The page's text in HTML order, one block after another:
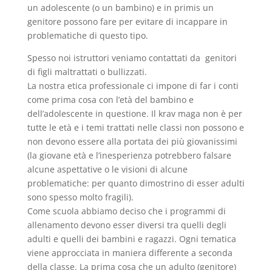
un adolescente (o un bambino) e in primis un
genitore possono fare per evitare di incappare in
problematiche di questo tipo.
Spesso noi istruttori veniamo contattati da genitori
di figli maltrattati o bullizzati.
La nostra etica professionale ci impone di far i conti
come prima cosa con l’età del bambino e
dell’adolescente in questione. Il krav maga non è per
tutte le età e i temi trattati nelle classi non possono e
non devono essere alla portata dei più giovanissimi
(la giovane età e l’inesperienza potrebbero falsare
alcune aspettative o le visioni di alcune
problematiche: per quanto dimostrino di esser adulti
sono spesso molto fragili).
Come scuola abbiamo deciso che i programmi di
allenamento devono esser diversi tra quelli degli
adulti e quelli dei bambini e ragazzi. Ogni tematica
viene approcciata in maniera differente a seconda
della classe. La prima cosa che un adulto (genitore)